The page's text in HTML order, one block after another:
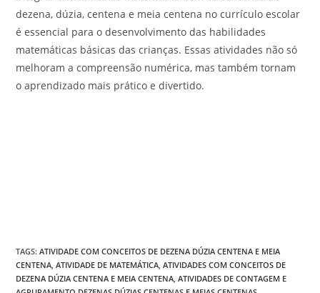
dezena, dúzia, centena e meia centena no currículo escolar
é essencial para o desenvolvimento das habilidades
matemáticas básicas das crianças. Essas atividades não só
melhoram a compreensão numérica, mas também tornam
o aprendizado mais prático e divertido.
TAGS:ATIVIDADE COM CONCEITOS DE DEZENA DÚZIA CENTENA E MEIA
CENTENA ATIVIDADE DE MATEMÁTICA ATIVIDADES COM CONCEITOS DE
DEZENA DÚZIA CENTENA E MEIA CENTENA ATIVIDADES DE CONTAGEM E